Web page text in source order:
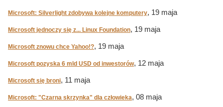
Microsoft: Silverlight zdobywa kolejne komputery, 19 maja
Microsoft jednoczy się z... Linux Foundation, 19 maja
Microsoft znowu chce Yahoo!?, 19 maja
Microsoft pozyska 6 mld USD od inwestorów, 12 maja
Microsoft się broni, 11 maja
Microsoft: "Czarna skrzynka" dla człowieka, 08 maja